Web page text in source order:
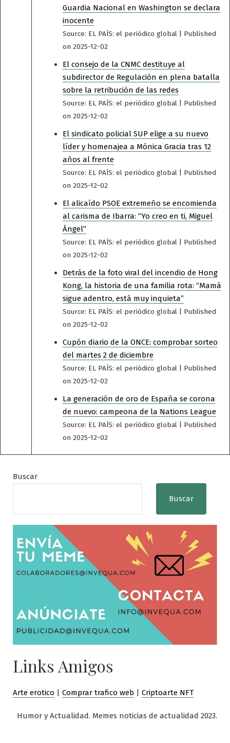
Guardia Nacional en Washington se declara
inocente
Source: EL PAÍS: el periódico global
Published
on 2025-12-02
El consejo de la CNMC destituye al
subdirector de Regulación en plena batalla
sobre la retribución de las redes
Source: EL PAÍS: el periódico global
Published
on 2025-12-02
El sindicato policial SUP elige a su nuevo
líder y homenajea a Mónica Gracia tras 12
años al frente
Source: EL PAÍS: el periódico global
Published
on 2025-12-02
El alicaído PSOE extremeño se encomienda
al carisma de Ibarra: “Yo creo en ti, Miguel
Ángel”
Source: EL PAÍS: el periódico global
Published
on 2025-12-02
Detrás de la foto viral del incendio de Hong
Kong, la historia de una familia rota: “Mamá
sigue adentro, está muy inquieta”
Source: EL PAÍS: el periódico global
Published
on 2025-12-02
Cupón diario de la ONCE: comprobar sorteo
del martes 2 de diciembre
Source: EL PAÍS: el periódico global
Published
on 2025-12-02
La generación de oro de España se corona
de nuevo: campeona de la Nations League
Source: EL PAÍS: el periódico global
Published
on 2025-12-02
Buscar
Buscar
Links Amigos
Arte erotico | Comprar trafico web | Criptoarte NFT
Humor y Actualidad. Memes noticias de actualidad 2023.